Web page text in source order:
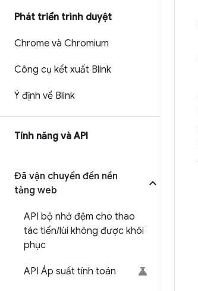
Phát triển trình duyệt
Chrome và Chromium
Công cụ kết xuất Blink
Ý định về Blink
Tính năng và API
Đã vận chuyển đến nền
tảng web
API bộ nhớ đệm cho thao
tác tiến/lùi không được khôi
phục
API Áp suất tính toán